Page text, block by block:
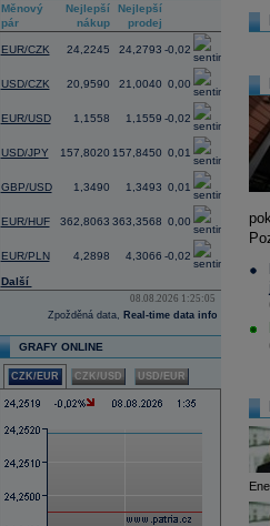
Měnový
pár
Nejlepší
nákup
Nejlepší
prodej
EUR/CZK 24,2245 24,2793 -0,02
USD/CZK 20,9590 21,0040 0,00
EUR/USD 1,1558 1,1559 -0,02
USD/JPY 157,8020 157,8450 0,01
GBP/USD 1,3490 1,3493 0,01
EUR/HUF 362,8063 363,3568 0,00
EUR/PLN 4,2898 4,3066 -0,02
Další
08.08.2026 1:25:05
Zpožděná data, Real-time data info
GRAFY ONLINE
CZK/EUR CZK/USD USD/EUR